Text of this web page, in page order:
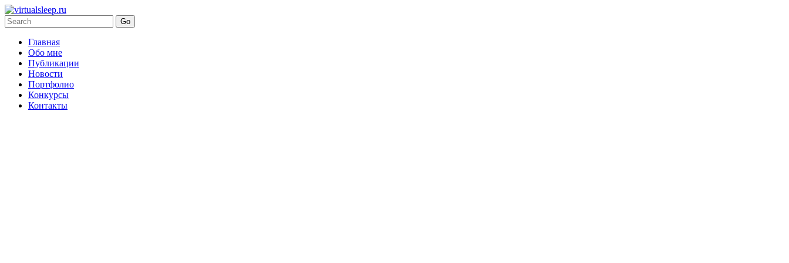
Главная
Обо мне
Публикации
Новости
Портфолио
Конкурсы
Контакты